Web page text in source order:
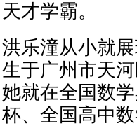
天才学霸。
洪乐潼从小就
生于广州市天
她就在全国数
杯、全国高中数